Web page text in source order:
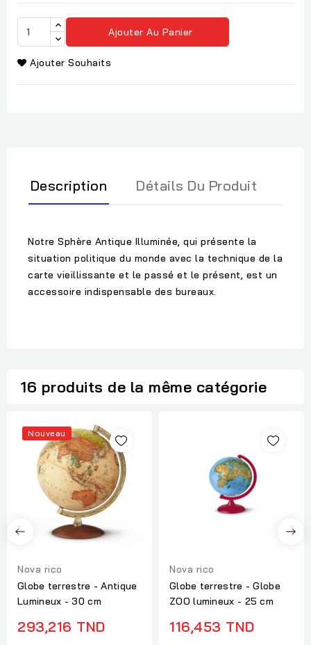
Ajouter Au Panier
Ajouter Souhaits
Description Détails Du Produit
Notre Sphère Antique Illuminée, qui présente la
situation politique du monde avec la technique de la
carte vieillissante et le passé et le présent, est un
accessoire indispensable des bureaux.
16 produits de la même catégorie
Nouveau
Nova rico
Globe terrestre - Antique
Lumineux - 30 cm
293,216 TND
Nova rico
Globe terrestre - Globe
ZOO lumineux - 25 cm
116,453 TND